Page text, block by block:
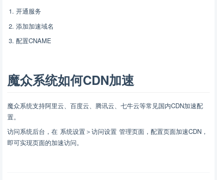
开通服务
添加加速域名
配置CNAME
魔众系统如何CDN加速
魔众系统支持阿里云、百度云、腾讯云、七牛云等常见国内CDN加速配
置。
访问系统后台，在 系统设置＞访问设置 管理页面，配置页面加速CDN，
即可实现页面的加速访问。